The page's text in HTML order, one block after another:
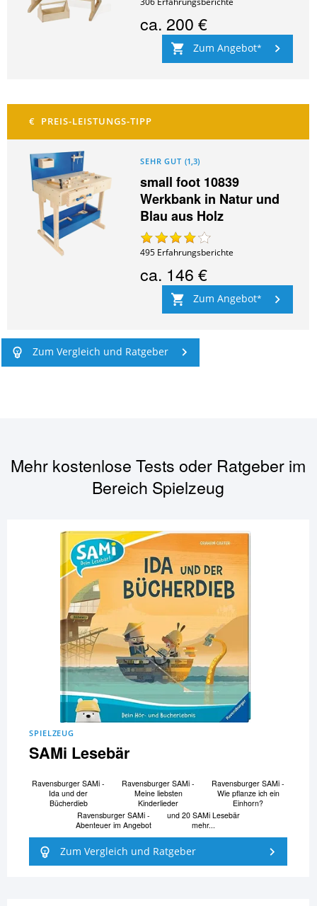
ca. 200 €
Zum Angebot
SEHR GUT (1,3)
small foot 10839
Werkbank in Natur und
Blau aus Holz
495 Erfahrungsberichte
ca. 146 €
Zum Angebot
Zum Vergleich und Ratgeber
Mehr kostenlose Tests oder Ratgeber im
Bereich Spielzeug
SPIELZEUG
SAMi Lesebär
Ravensburger SAMi -
Ida und der
Bücherdieb
Ravensburger SAMi -
Meine liebsten
Kinderlieder
Ravensburger SAMi -
Wie pflanze ich ein
Einhorn?
Ravensburger SAMi -
Abenteuer im Angebot
und 20 SAMi Lesebär
mehr...
Zum Vergleich und Ratgeber